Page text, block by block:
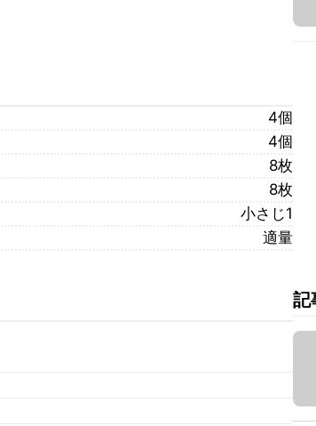
4個
4個
8枚
8枚
小さじ1
適量
記